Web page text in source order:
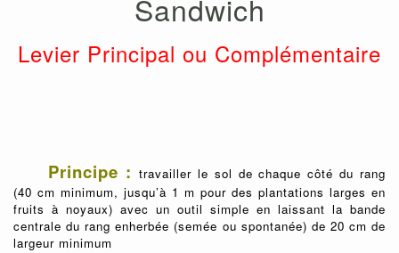
Sandwich
Levier Principal ou Complémentaire
Principe : travailler le sol de chaque côté du rang
(40 cm minimum, jusqu’à 1 m pour des plantations larges en
fruits à noyaux) avec un outil simple en laissant la bande
centrale du rang enherbée (semée ou spontanée) de 20 cm de
largeur minimum